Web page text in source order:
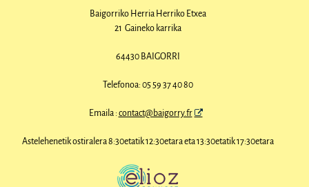
Baigorriko Herria Herriko Etxea
21 Gaineko karrika
64430 BAIGORRI
Telefonoa: 05 59 37 40 80
Emaila : contact@baigorry.fr
Astelehenetik ostiralera 8:30etatik 12:30etara eta 13:30etatik 17:30etara